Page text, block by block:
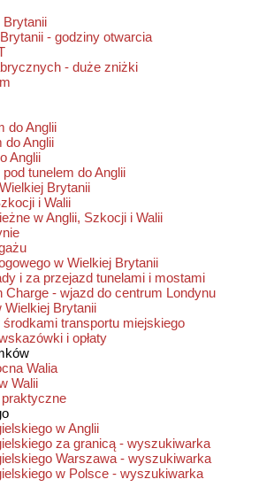
Brytanii
- godziny otwarcia
- duże zniżki
do Anglii
do Anglii
Anglii
tunelem do Anglii
Brytanii
i Walii
w Anglii, Szkocji i Walii
w Wielkiej Brytanii
i za przejazd tunelami i mostami
Charge - wjazd do centrum Londynu
Wielkiej Brytanii
transportu miejskiego
i opłaty
Walia
Walii
w Anglii
za granicą - wyszukiwarka
Warszawa - wyszukiwarka
w Polsce - wyszukiwarka